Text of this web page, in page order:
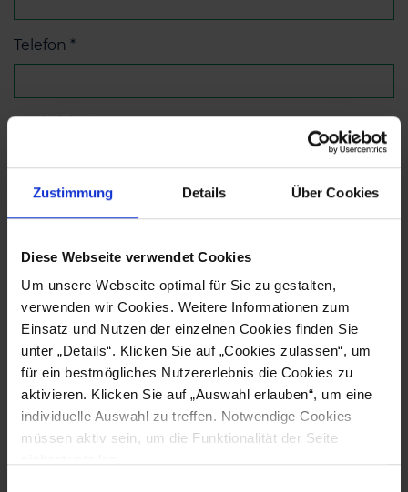
Zustimmung Details Über Cookies
Diese Webseite verwendet Cookies
Um unsere Webseite optimal für Sie zu gestalten,
verwenden wir Cookies. Weitere Informationen zum
Einsatz und Nutzen der einzelnen Cookies finden Sie
unter „Details“. Klicken Sie auf „Cookies zulassen“, um
für ein bestmögliches Nutzererlebnis die Cookies zu
aktivieren. Klicken Sie auf „Auswahl erlauben“, um eine
individuelle Auswahl zu treffen. Notwendige Cookies
müssen aktiv sein, um die Funktionalität der Seite
Telefon *
Nachricht*
Auflösung
Spendemodus